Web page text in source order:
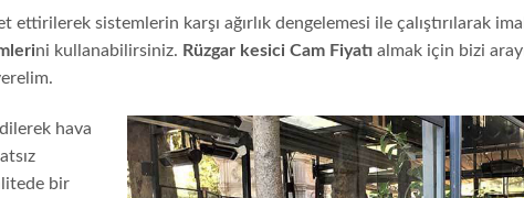
sistemlerin karşı ağırlık dengelemesi ile çalıştırılarak
ni kullanabilirsiniz. Rüzgar kesici Cam Fiyatı almak için bizi
hava
bir